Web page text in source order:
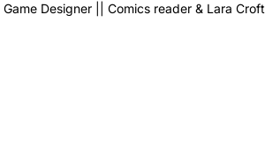
Designer || Comics reader & Lara Croft